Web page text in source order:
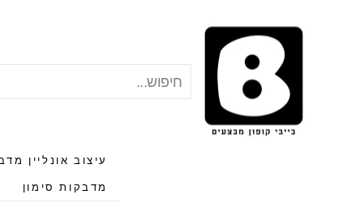
עיצוב אונליין
מדבקות סימון